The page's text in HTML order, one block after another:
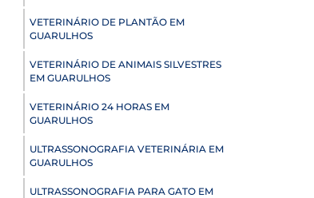
VETERINÁRIO DE PLANTÃO EM
GUARULHOS
VETERINÁRIO DE ANIMAIS SILVESTRES
EM GUARULHOS
VETERINÁRIO 24 HORAS EM
GUARULHOS
ULTRASSONOGRAFIA VETERINÁRIA EM
GUARULHOS
ULTRASSONOGRAFIA PARA GATO EM